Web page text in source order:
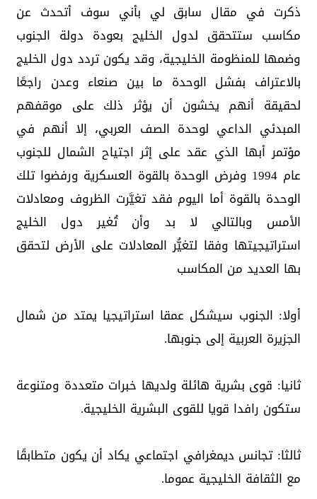
ذكرت في مقال سابق لي بأني سوف أتحدث عن
مكاسب ستتحقق لدول الخليج بعودة دولة الجنوب
وضمها للمنظومة الخليجية، وقد يكون تردد دول الخليج
بالاعتراف بفشل الوحدة ما بين صنعاء وعدن راجعًا
لحقيقة أنهم يخشون أن يؤثر ذلك على موقفهم
المبدئي الداعي لوحدة الصف العربي، إلا أنهم في
مؤتمر أبها الذي عقد على إثر اجتياح الشمال للجنوب
عام 1994 وفرض الوحدة بالقوة العسكرية ورفضوا تلك
الوحدة بالقوة أما اليوم فقد تغيَّرت الظروف ومعادلات
الأمس وبالتالي لا بد وأن تُغير دول الخليج
استراتيجيتها وفقا لتغيُّر المعادلات على الأرض لتحقق
بها العديد من المكاسب
أولا: الجنوب سيشكل عمقا استراتيجيا يمتد من شمال
الجزيرة العربية إلى جنوبها.
ثانيا: قوى بشرية هائلة ولديها خبرات متعددة ومتنوعة
ستكون رافدا قويا للقوى البشرية الخليجية.
ثالثا: تجانس ديمغرافي اجتماعي يكاد أن يكون متطابقًا
مع الثقافة الخليجية عموما.